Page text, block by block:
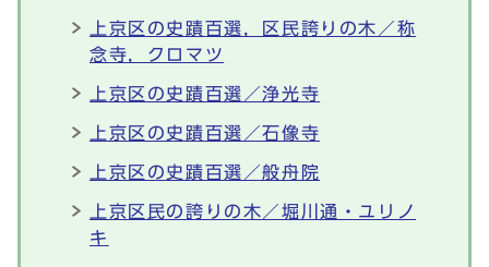
上京区の史蹟百選，区民誇りの木／称
念寺，クロマツ
上京区の史蹟百選／浄光寺
上京区の史蹟百選／石像寺
上京区の史蹟百選／般舟院
上京区民の誇りの木／堀川通・ユリノ
キ